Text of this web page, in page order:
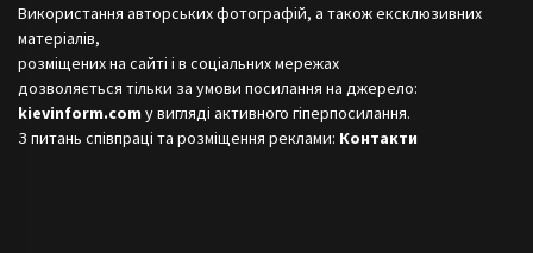
Використання авторських фотографій, а також ексклюзивних
матеріалів,
розміщених на сайті і в соціальних мережах
дозволяється тільки за умови посилання на джерело:
kievinform.com у вигляді активного гіперпосилання.
З питань співпраці та розміщення реклами: Контакти